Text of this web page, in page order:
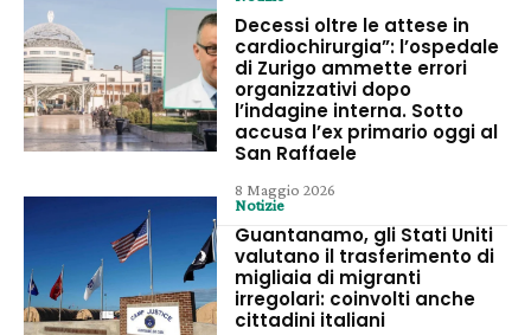
Decessi oltre le attese in
cardiochirurgia”: l’ospedale
di Zurigo ammette errori
organizzativi dopo
l’indagine interna. Sotto
accusa l’ex primario oggi al
San Raffaele
8 Maggio 2026
Notizie
Guantanamo, gli Stati Uniti
valutano il trasferimento di
migliaia di migranti
irregolari: coinvolti anche
cittadini italiani